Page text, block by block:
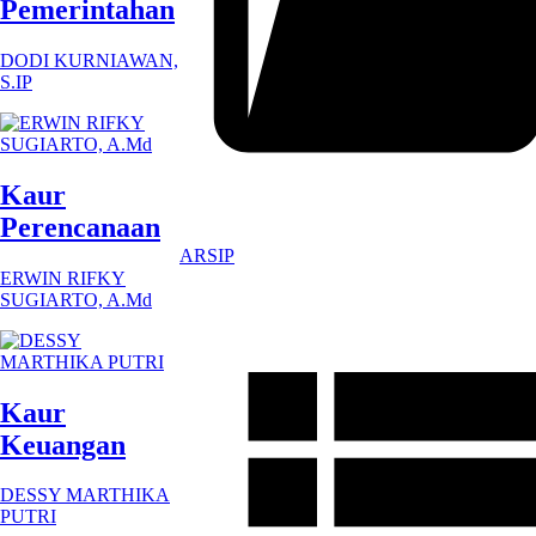
Pemerintahan
DODI KURNIAWAN,
S.IP
Kaur
Perencanaan
ERWIN RIFKY
SUGIARTO, A.Md
Kaur
Keuangan
DESSY MARTHIKA
PUTRI
ARSIP